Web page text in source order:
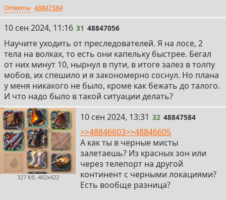
Ответы 48847584
31
10 сен 2024, 11:16 31 48847056
Научите уходить от преследователей. Я на лосе, 2
тела на волках, то есть они капельку быстрее. Бегал
от них минут 10, нырнул в пути, в итоге залез в толпу
мобов, их спешило и я закономерно соснул. Но плана
у меня никакого не было, кроме как бежать до талого.
И что надо было в такой ситуации делать?
327 Кб, 482x422
32
10 сен 2024, 13:31 32 48847584
>>48846603>>48846605
А как ты в черные мисты
залетаешь? Из красных зон или
через телепорт на другой
континент с черными локациями?
Есть вообще разница?